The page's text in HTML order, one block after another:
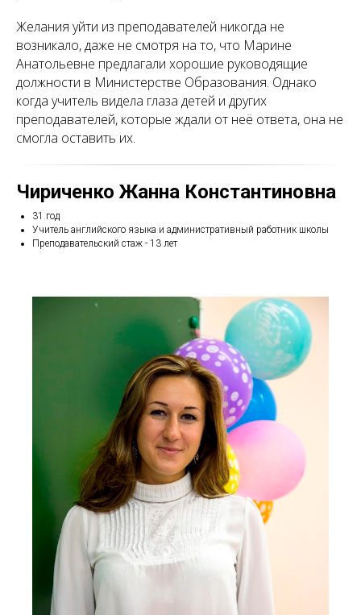
Желания уйти из преподавателей никогда не
возникало, даже не смотря на то, что Марине
Анатольевне предлагали хорошие руководящие
должности в Министерстве Образования. Однако
когда учитель видела глаза детей и других
преподавателей, которые ждали от неё ответа, она не
смогла оставить их.
Чириченко Жанна Константиновна
31 год
Учитель английского языка и административный работник школы
Преподавательский стаж - 13 лет